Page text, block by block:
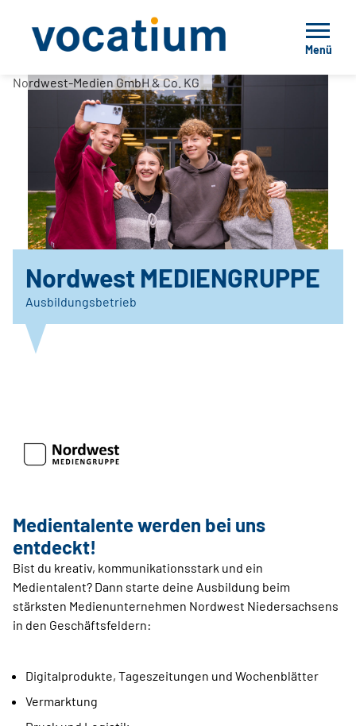
Menü
Nordwest-Medien GmbH & Co. KG
Nordwest MEDIENGRUPPE
Ausbildungsbetrieb
Medientalente werden bei uns
entdeckt!
Bist du kreativ, kommunikationsstark und ein
Medientalent? Dann starte deine Ausbildung beim
stärksten Medienunternehmen Nordwest Niedersachsens
in den Geschäftsfeldern:
Digitalprodukte, Tageszeitungen und Wochenblätter
Vermarktung